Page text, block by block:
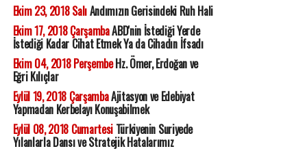
Ekim 23, 2018 SalıAndımızın Gerisindeki Ruh Hali
Ekim 17, 2018 ÇarşambaABD'nin İstediği Yerde
İstediği Kadar Cihat Etmek Ya da Cihadın İfsadı
Ekim 04, 2018 PerşembeHz. Ömer, Erdoğan ve
Eğri Kılıçlar
Eylül 19, 2018 ÇarşambaAjitasyon ve Edebiyat
Yapmadan Kerbelayı Konuşabilmek
Eylül 08, 2018 CumartesiTürkiyenin Suriyede
Yılanlarla Dansı ve Stratejik Hatalarımız